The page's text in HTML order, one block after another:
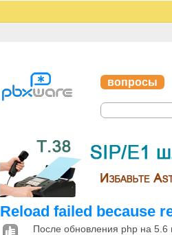
вопросы
Reload failed because
После обновления php на 5.6